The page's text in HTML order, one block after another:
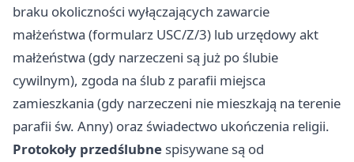
braku okoliczności wyłączających zawarcie
małżeństwa (formularz USC/Z/3) lub urzędowy akt
małżeństwa (gdy narzeczeni są już po ślubie
cywilnym), zgoda na ślub z parafii miejsca
zamieszkania (gdy narzeczeni nie mieszkają na terenie
parafii św. Anny) oraz świadectwo ukończenia religii.
Protokoły przedślubne spisywane są od